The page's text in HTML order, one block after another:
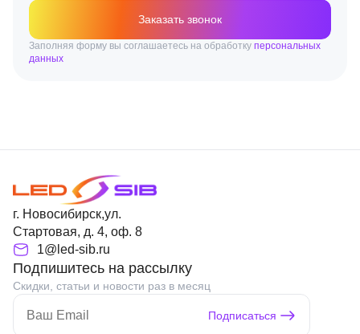
Заказать звонок
Заполняя форму вы соглашаетесь на обработку персональных
данных
г. Новосибирск,ул.
Стартовая, д. 4, оф. 8
1@led-sib.ru
Подпишитесь на рассылку
Скидки, статьи и новости раз в месяц
Подписаться